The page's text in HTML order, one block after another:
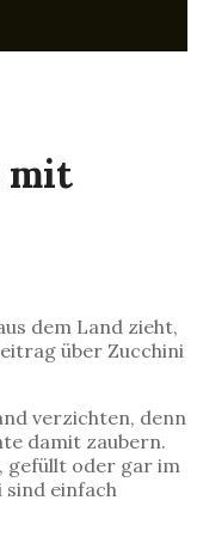
mit
dem Land zieht,
über Zucchini
verzichten, denn
damit zaubern.
gefüllt oder gar im
sind einfach